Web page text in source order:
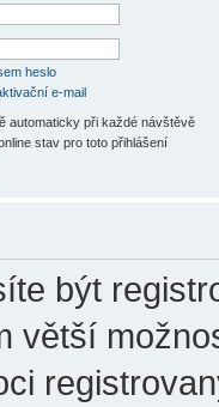
heslo
e-mail
automaticky při každé návštěvě
stav pro toto přihlášení
být
větší